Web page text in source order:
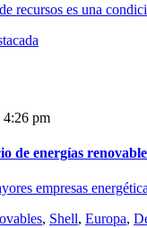
recursos es una
4:26 pm
de energías
empresas
, Shell, Europa,